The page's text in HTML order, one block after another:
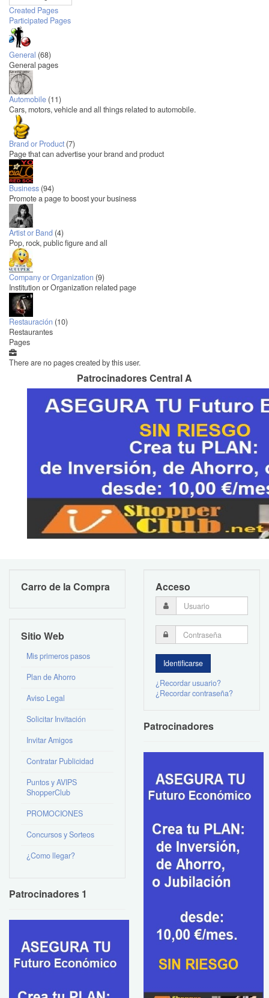
Created Pages
Participated Pages
General (68)
General pages
Automobile (11)
Cars, motors, vehicle and all things related to automobile.
Brand or Product (7)
Page that can advertise your brand and product
Business (94)
Promote a page to boost your business
Artist or Band (4)
Pop, rock, public figure and all
Company or Organization (9)
Institution or Organization related page
Restauración (10)
Restaurantes
Pages
There are no pages created by this user.
Patrocinadores Central A
Carro de la Compra
Sitio Web
Mis primeros pasos
Plan de Ahorro
Aviso Legal
Solicitar Invitación
Invitar Amigos
Contratar Publicidad
Puntos y AVIPS
ShopperClub
PROMOCIONES
Concursos y Sorteos
¿Como llegar?
Patrocinadores 1
Acceso
¿Recordar usuario?
¿Recordar contraseña?
Patrocinadores